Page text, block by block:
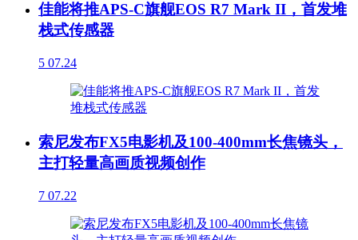
佳能将推APS-C旗舰EOS R7 Mark II，首发堆
栈式传感器
5 07.24
索尼发布FX5电影机及100-400mm长焦镜头，
主打轻量高画质视频创作
7 07.22